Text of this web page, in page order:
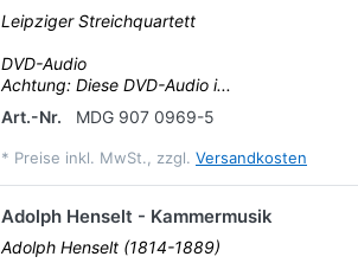
Leipziger Streichquartett
DVD-Audio
Achtung: Diese DVD-Audio i...
Art.-Nr.
MDG 907 0969-5
* Preise inkl. MwSt., zzgl. Versandkosten
Adolph Henselt - Kammermusik
Adolph Henselt (1814-1889)